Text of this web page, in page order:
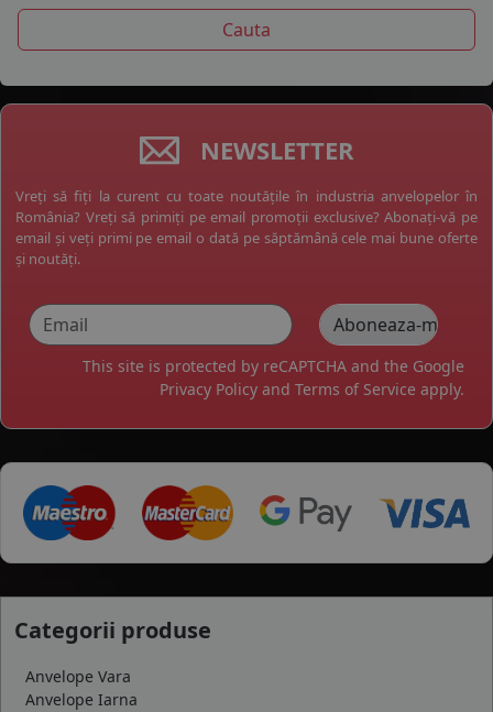
NEWSLETTER
Vreți să fiți la curent cu toate noutățile în industria anvelopelor în
România? Vreți să primiți pe email promoții exclusive? Abonați-vă pe
email și veți primi pe email o dată pe săptămână cele mai bune oferte
și noutăți.
This site is protected by reCAPTCHA and the Google
Privacy Policy and Terms of Service apply.
Categorii produse
Anvelope Vara
Anvelope Iarna